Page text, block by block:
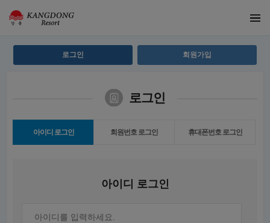
로그인 회원가입
로그인
아이디 로그인 회원번호 로그인 휴대폰번호 로그인
아이디 로그인